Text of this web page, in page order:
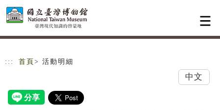
跳到主要內容
網站導覽
::: 首頁 > 活動明細
中文